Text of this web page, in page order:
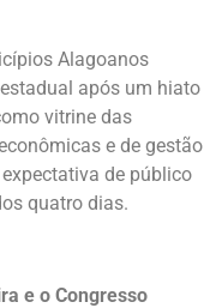
Alagoanos
após um hiato
vitrine das
e de gestão
de público
quatro dias.
e o Congresso